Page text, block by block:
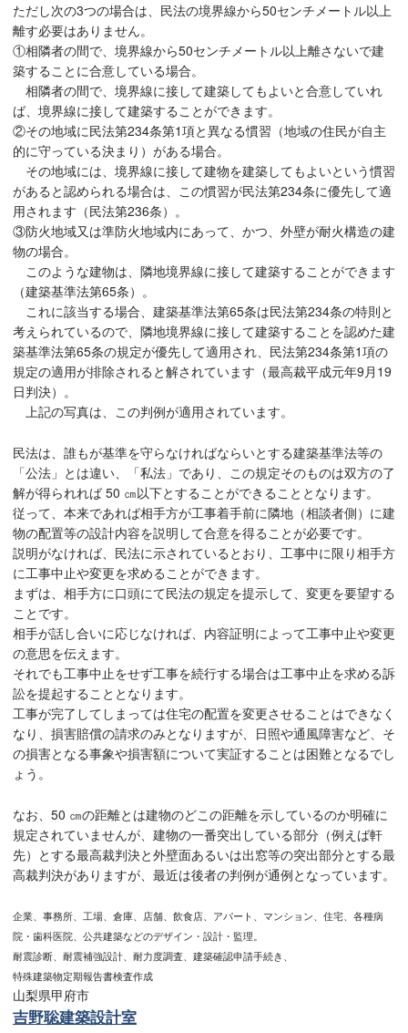
ただし次の3つの場合は、民法の境界線から50センチメートル以上
離す必要はありません。
①相隣者の間で、境界線から50センチメートル以上離さないで建
築することに合意している場合。
相隣者の間で、境界線に接して建築してもよいと合意していれ
ば、境界線に接して建築することができます。
②その地域に民法第234条第1項と異なる慣習（地域の住民が自主
的に守っている決まり）がある場合。
その地域には、境界線に接して建物を建築してもよいという慣習
があると認められる場合は、この慣習が民法第234条に優先して適
用されます（民法第236条）。
③防火地域又は準防火地域内にあって、かつ、外壁が耐火構造の建
物の場合。
このような建物は、隣地境界線に接して建築することができます
（建築基準法第65条）。
これに該当する場合、建築基準法第65条は民法第234条の特則と
考えられているので、隣地境界線に接して建築することを認めた建
築基準法第65条の規定が優先して適用され、民法第234条第1項の
規定の適用が排除されると解されています（最高裁平成元年9月19
日判決）。
上記の写真は、この判例が適用されています。
民法は、誰もが基準を守らなければならいとする建築基準法等の
「公法」とは違い、「私法」であり、この規定そのものは双方の了
解が得られれば 50 ㎝以下とすることができることとなります。
従って、本来であれば相手方が工事着手前に隣地（相談者側）に建
物の配置等の設計内容を説明して合意を得ることが必要です。
説明がなければ、民法に示されているとおり、工事中に限り相手方
に工事中止や変更を求めることができます。
まずは、相手方に口頭にて民法の規定を提示して、変更を要望する
ことです。
相手が話し合いに応じなければ、内容証明によって工事中止や変更
の意思を伝えます。
それでも工事中止をせず工事を続行する場合は工事中止を求める訴
訟を提起することとなります。
工事が完了してしまっては住宅の配置を変更させることはできなく
なり、損害賠償の請求のみとなりますが、日照や通風障害など、そ
の損害となる事象や損害額について実証することは困難となるでし
ょう。
なお、50 ㎝の距離とは建物のどこの距離を示しているのか明確に
規定されていませんが、建物の一番突出している部分（例えば軒
先）とする最高裁判決と外壁面あるいは出窓等の突出部分とする最
高裁判決がありますが、最近は後者の判例が通例となっています。
企業、事務所、工場、倉庫、店舗、飲食店、アパート、マンション、住宅、各種病
院・歯科医院、公共建築などのデザイン・設計・監理。
耐震診断、耐震補強設計、耐力度調査、建築確認申請手続き、
特殊建築物定期報告書検査作成
山梨県甲府市
吉野聡建築設計室